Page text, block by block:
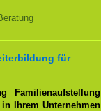
für
Familienaufstellung
in Ihrem Unternehmen